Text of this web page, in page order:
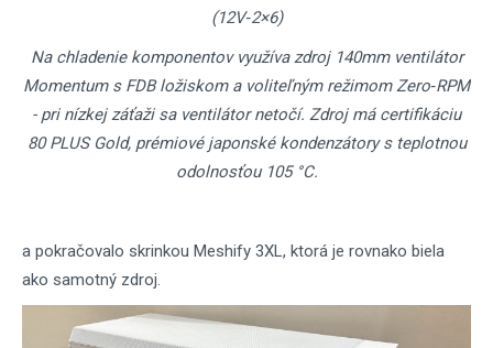
(12V‑2×6)
Na chladenie komponentov využíva zdroj 140mm ventilátor
Momentum s FDB ložiskom a voliteľným režimom Zero‑RPM
- pri nízkej záťaži sa ventilátor netočí. Zdroj má certifikáciu
80 PLUS Gold, prémiové japonské kondenzátory s teplotnou
odolnosťou 105 °C.
a pokračovalo skrinkou Meshify 3XL, ktorá je rovnako biela
ako samotný zdroj.